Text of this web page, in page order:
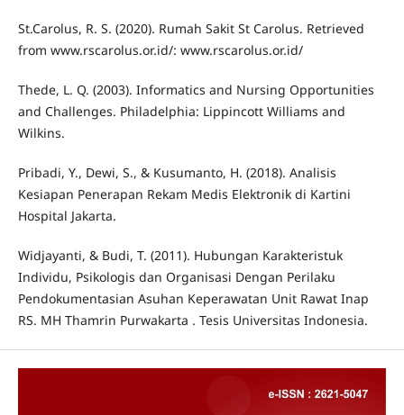
St.Carolus, R. S. (2020). Rumah Sakit St Carolus. Retrieved
from www.rscarolus.or.id/: www.rscarolus.or.id/
Thede, L. Q. (2003). Informatics and Nursing Opportunities
and Challenges. Philadelphia: Lippincott Williams and
Wilkins.
Pribadi, Y., Dewi, S., & Kusumanto, H. (2018). Analisis
Kesiapan Penerapan Rekam Medis Elektronik di Kartini
Hospital Jakarta.
Widjayanti, & Budi, T. (2011). Hubungan Karakteristuk
Individu, Psikologis dan Organisasi Dengan Perilaku
Pendokumentasian Asuhan Keperawatan Unit Rawat Inap
RS. MH Thamrin Purwakarta . Tesis Universitas Indonesia.